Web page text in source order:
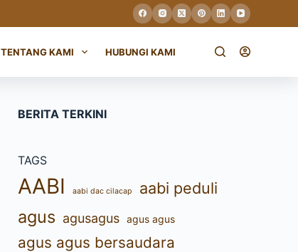
TENTANG KAMI HUBUNGI KAMI
BERITA TERKINI
TAGS
AABI aabi dac cilacap aabi peduli
agus agusagus agus agus
agus agus bersaudara